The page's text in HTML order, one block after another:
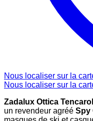
Nous localiser sur la
Nous localiser sur la
Zadalux Ottica
un revendeur agréé Spy